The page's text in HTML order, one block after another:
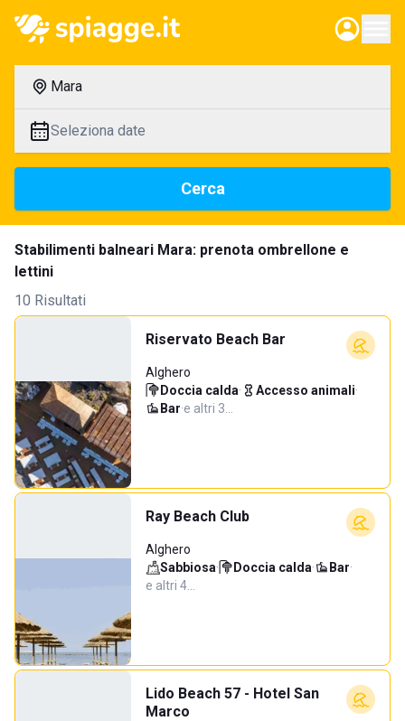
Mara
Seleziona date
Cerca
Stabilimenti balneari Mara: prenota ombrellone e
lettini
10 Risultati
Riservato Beach Bar
Alghero
Doccia calda· Accesso animali·
Bar·e altri 3…
Ray Beach Club
Alghero
Sabbiosa· Doccia calda· Bar·
e altri 4…
Lido Beach 57 - Hotel San
Marco